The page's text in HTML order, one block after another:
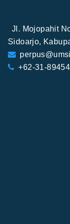
Jl. Mojopahit
Sidoarjo,
+62-31-